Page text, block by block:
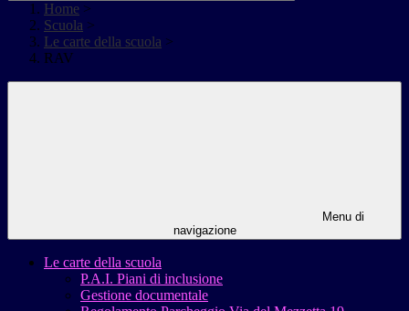
Home >
Scuola >
Le carte della scuola >
RAV
Menu di
navigazione
Le carte della scuola
P.A.I. Piani di inclusione
Gestione documentale